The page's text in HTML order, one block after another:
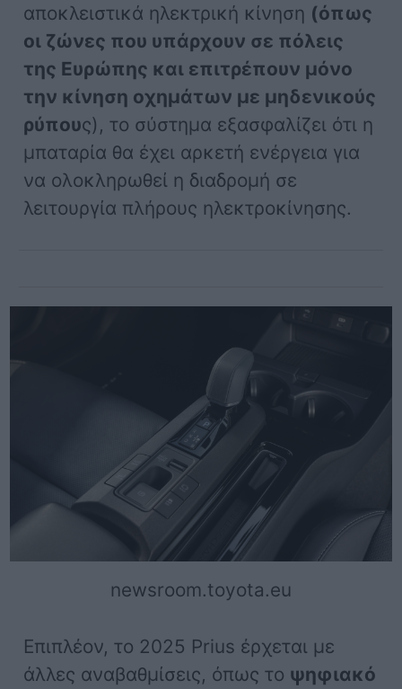
αποκλειστικά ηλεκτρική κίνηση (όπως
οι ζώνες που υπάρχουν σε πόλεις
της Ευρώπης και επιτρέπουν μόνο
την κίνηση οχημάτων με μηδενικούς
ρύπους), το σύστημα εξασφαλίζει ότι η
μπαταρία θα έχει αρκετή ενέργεια για
να ολοκληρωθεί η διαδρομή σε
λειτουργία πλήρους ηλεκτροκίνησης.
newsroom.toyota.eu
Επιπλέον, το 2025 Prius έρχεται με
άλλες αναβαθμίσεις, όπως το ψηφιακό